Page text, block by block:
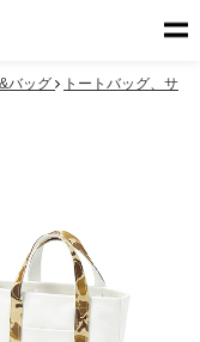
バッグ
トートバッグ、サ